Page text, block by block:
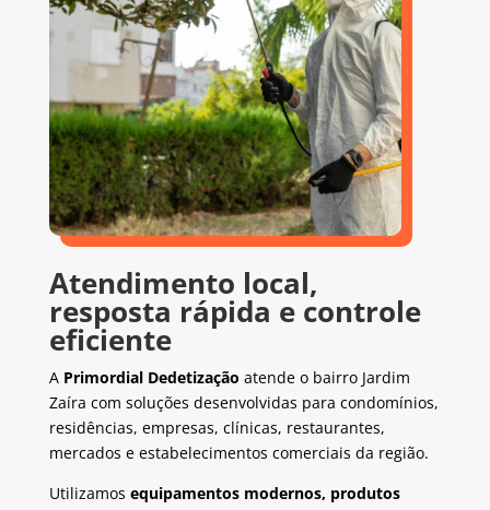
Atendimento local,
resposta rápida e controle
eficiente
A Primordial Dedetização atende o bairro Jardim
Zaíra com soluções desenvolvidas para condomínios,
residências, empresas, clínicas, restaurantes,
mercados e estabelecimentos comerciais da região.
Utilizamos equipamentos modernos, produtos